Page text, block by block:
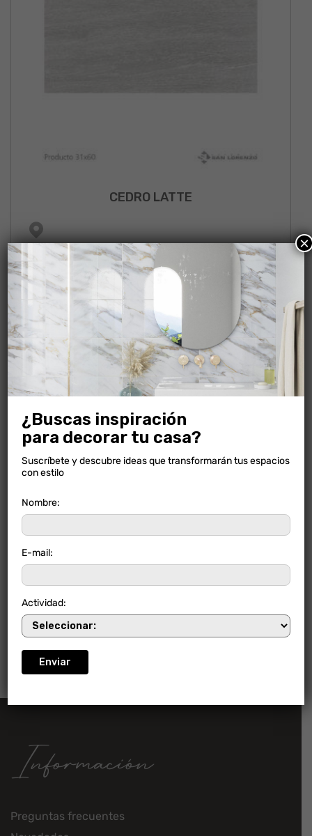
CEDRO LATTE
FORTALEZA NIEVE
Información
Preguntas frecuentes
¿Buscas inspiración
para decorar tu casa?
Suscríbete y descubre ideas que transformarán tus espacios
con estilo
Nombre:
E-mail:
Actividad:
×